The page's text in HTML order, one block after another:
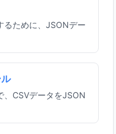
るために、JSONデー
、CSVデータをJSON